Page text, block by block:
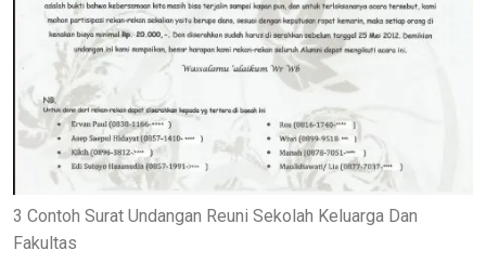
3 Contoh Surat Undangan Reuni Sekolah Keluarga Dan
Fakultas